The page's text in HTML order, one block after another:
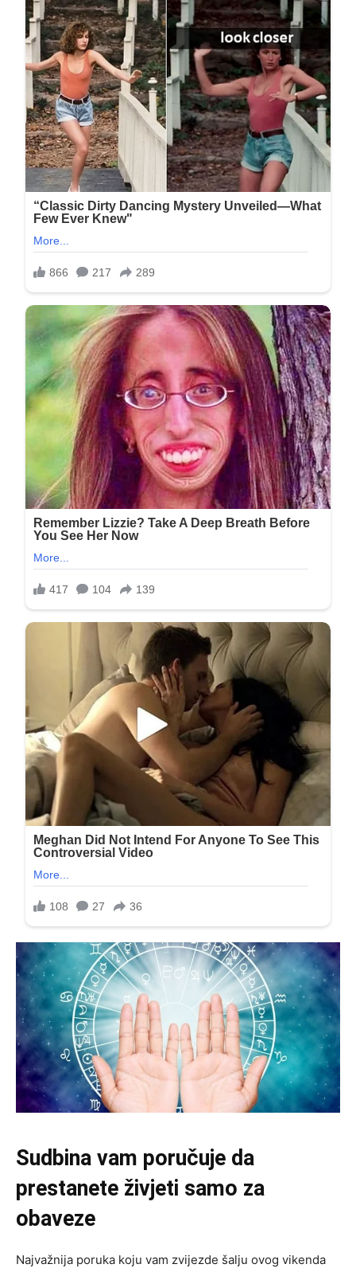
Sudbina vam poručuje da
prestanete živjeti samo za
obaveze
Najvažnija poruka koju vam zvijezde šalju ovog vikenda